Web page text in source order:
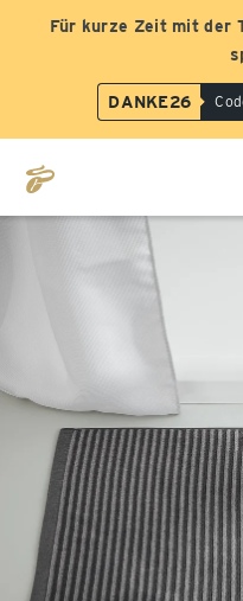
Für kurze Zeit mit der
DANKE26